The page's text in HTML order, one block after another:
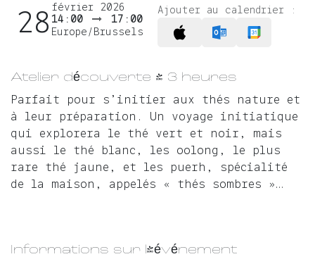
28 février 2026
14:00
17:00
Europe/Brussels
Ajouter au calendrier :
Atelier découverte - 3 heures
Parfait pour s’initier aux thés nature et
à leur préparation. Un voyage initiatique
qui explorera le thé vert et noir, mais
aussi le thé blanc, les oolong, le plus
rare thé jaune, et les puerh, spécialité
de la maison, appelés « thés sombres »…
Informations sur l'événement